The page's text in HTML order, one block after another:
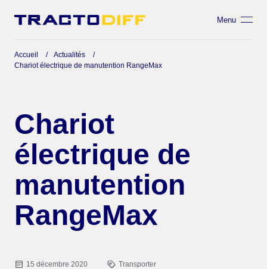
Menu
Accueil
Actualités
Chariot électrique de manutention RangeMax
Chariot
électrique de
manutention
RangeMax
15 décembre 2020 Transporter